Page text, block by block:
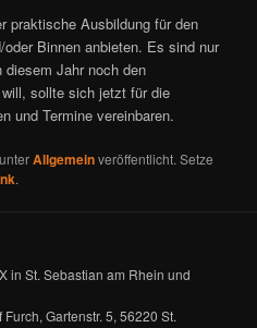
praktische Ausbildung für den
Binnen anbieten. Es sind nur
Jahr noch den
sollte sich jetzt für die
und Termine vereinbaren.
unterAllgemeinveröffentlicht. Setze
.
in St. Sebastian am Rhein und
Gartenstr. 5, 56220 St.